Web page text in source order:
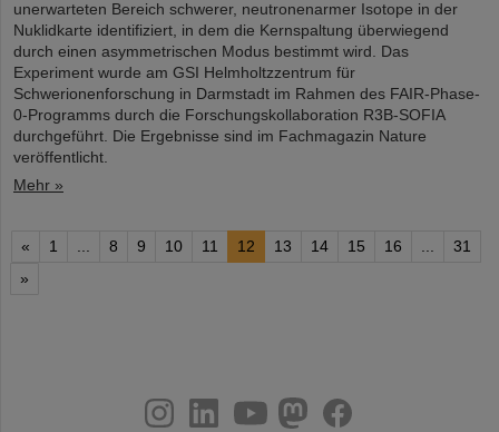
unerwarteten Bereich schwerer, neutronenarmer Isotope in der
Nuklidkarte identifiziert, in dem die Kernspaltung überwiegend
durch einen asymmetrischen Modus bestimmt wird. Das
Experiment wurde am GSI Helmholtzzentrum für
Schwerionenforschung in Darmstadt im Rahmen des FAIR-Phase-
0-Programms durch die Forschungskollaboration R3B-SOFIA
durchgeführt. Die Ergebnisse sind im Fachmagazin Nature
veröffentlicht.
Mehr »
« 1 8 9 10 11 12 13 14 15 16
31
»
youtube
helmholtz.social
facebook